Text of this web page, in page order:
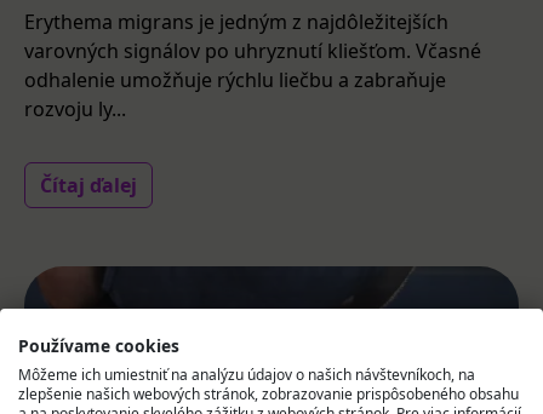
Erythema migrans je jedným z najdôležitejších
varovných signálov po uhryznutí kliešťom. Včasné
odhalenie umožňuje rýchlu liečbu a zabraňuje
rozvoju ly...
Čítaj ďalej
Používame cookies
Môžeme ich umiestniť na analýzu údajov o našich návštevníkoch, na
zlepšenie našich webových stránok, zobrazovanie prispôsobeného obsahu